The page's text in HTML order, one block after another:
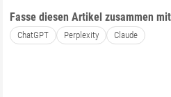
Fasse diesen Artikel zusammen
ChatGPT Perplexity Claude